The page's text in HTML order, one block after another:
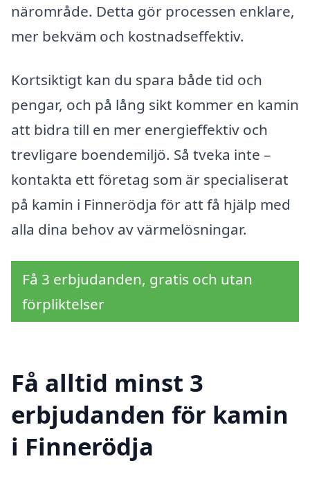
närområde. Detta gör processen enklare,
mer bekväm och kostnadseffektiv.
Kortsiktigt kan du spara både tid och
pengar, och på lång sikt kommer en kamin
att bidra till en mer energieffektiv och
trevligare boendemiljö. Så tveka inte –
kontakta ett företag som är specialiserat
på kamin i Finnerödja för att få hjälp med
alla dina behov av värmelösningar.
Få 3 erbjudanden, gratis och utan
förpliktelser
Få alltid minst 3
erbjudanden för kamin
i Finnerödja